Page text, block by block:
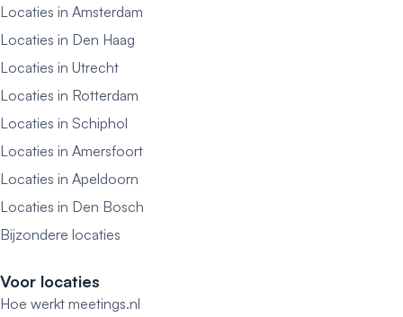
Locaties in Amsterdam
Locaties in Den Haag
Locaties in Utrecht
Locaties in Rotterdam
Locaties in Schiphol
Locaties in Amersfoort
Locaties in Apeldoorn
Locaties in Den Bosch
Bijzondere locaties
Voor locaties
Hoe werkt meetings.nl